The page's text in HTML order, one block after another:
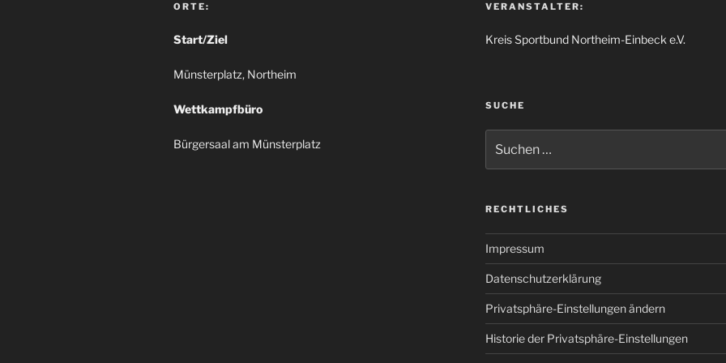
ORTE:
Start/Ziel
Münsterplatz, Northeim
Wettkampfbüro
Bürgersaal am Münsterplatz
VERANSTALTER:
Kreis Sportbund Northeim-Einbeck e.V.
SUCHE
nach:
RECHTLICHES
Impressum
Datenschutzerklärung
Privatsphäre-Einstellungen ändern
Historie der Privatsphäre-Einstellungen